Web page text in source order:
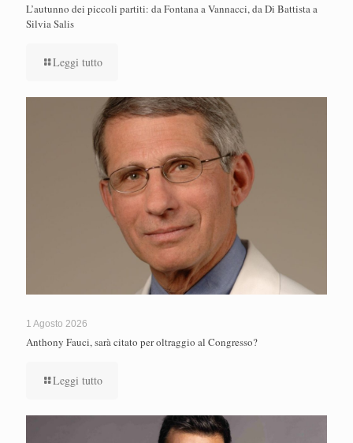
L’autunno dei piccoli partiti: da Fontana a Vannacci, da Di Battista a
Silvia Salis
Leggi tutto
1 Agosto 2026
Anthony Fauci, sarà citato per oltraggio al Congresso?
Leggi tutto